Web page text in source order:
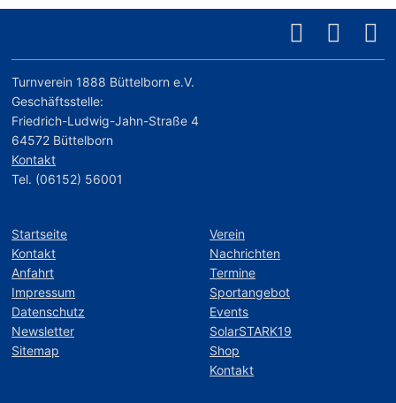
Turnverein 1888 Büttelborn e.V.
Geschäftsstelle:
Friedrich-Ludwig-Jahn-Straße 4
64572 Büttelborn
Kontakt
Tel. (06152) 56001
Startseite
Kontakt
Anfahrt
Impressum
Datenschutz
Newsletter
Sitemap
Verein
Nachrichten
Termine
Sportangebot
Events
SolarSTARK19
Shop
Kontakt